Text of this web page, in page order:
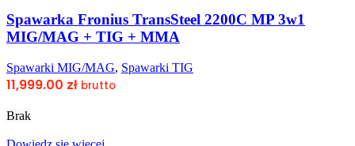
Spawarka Fronius TransSteel 2200C MP 3w1
MIG/MAG + TIG + MMA
Spawarki MIG/MAG, Spawarki TIG
11,999.00 zł brutto
Brak